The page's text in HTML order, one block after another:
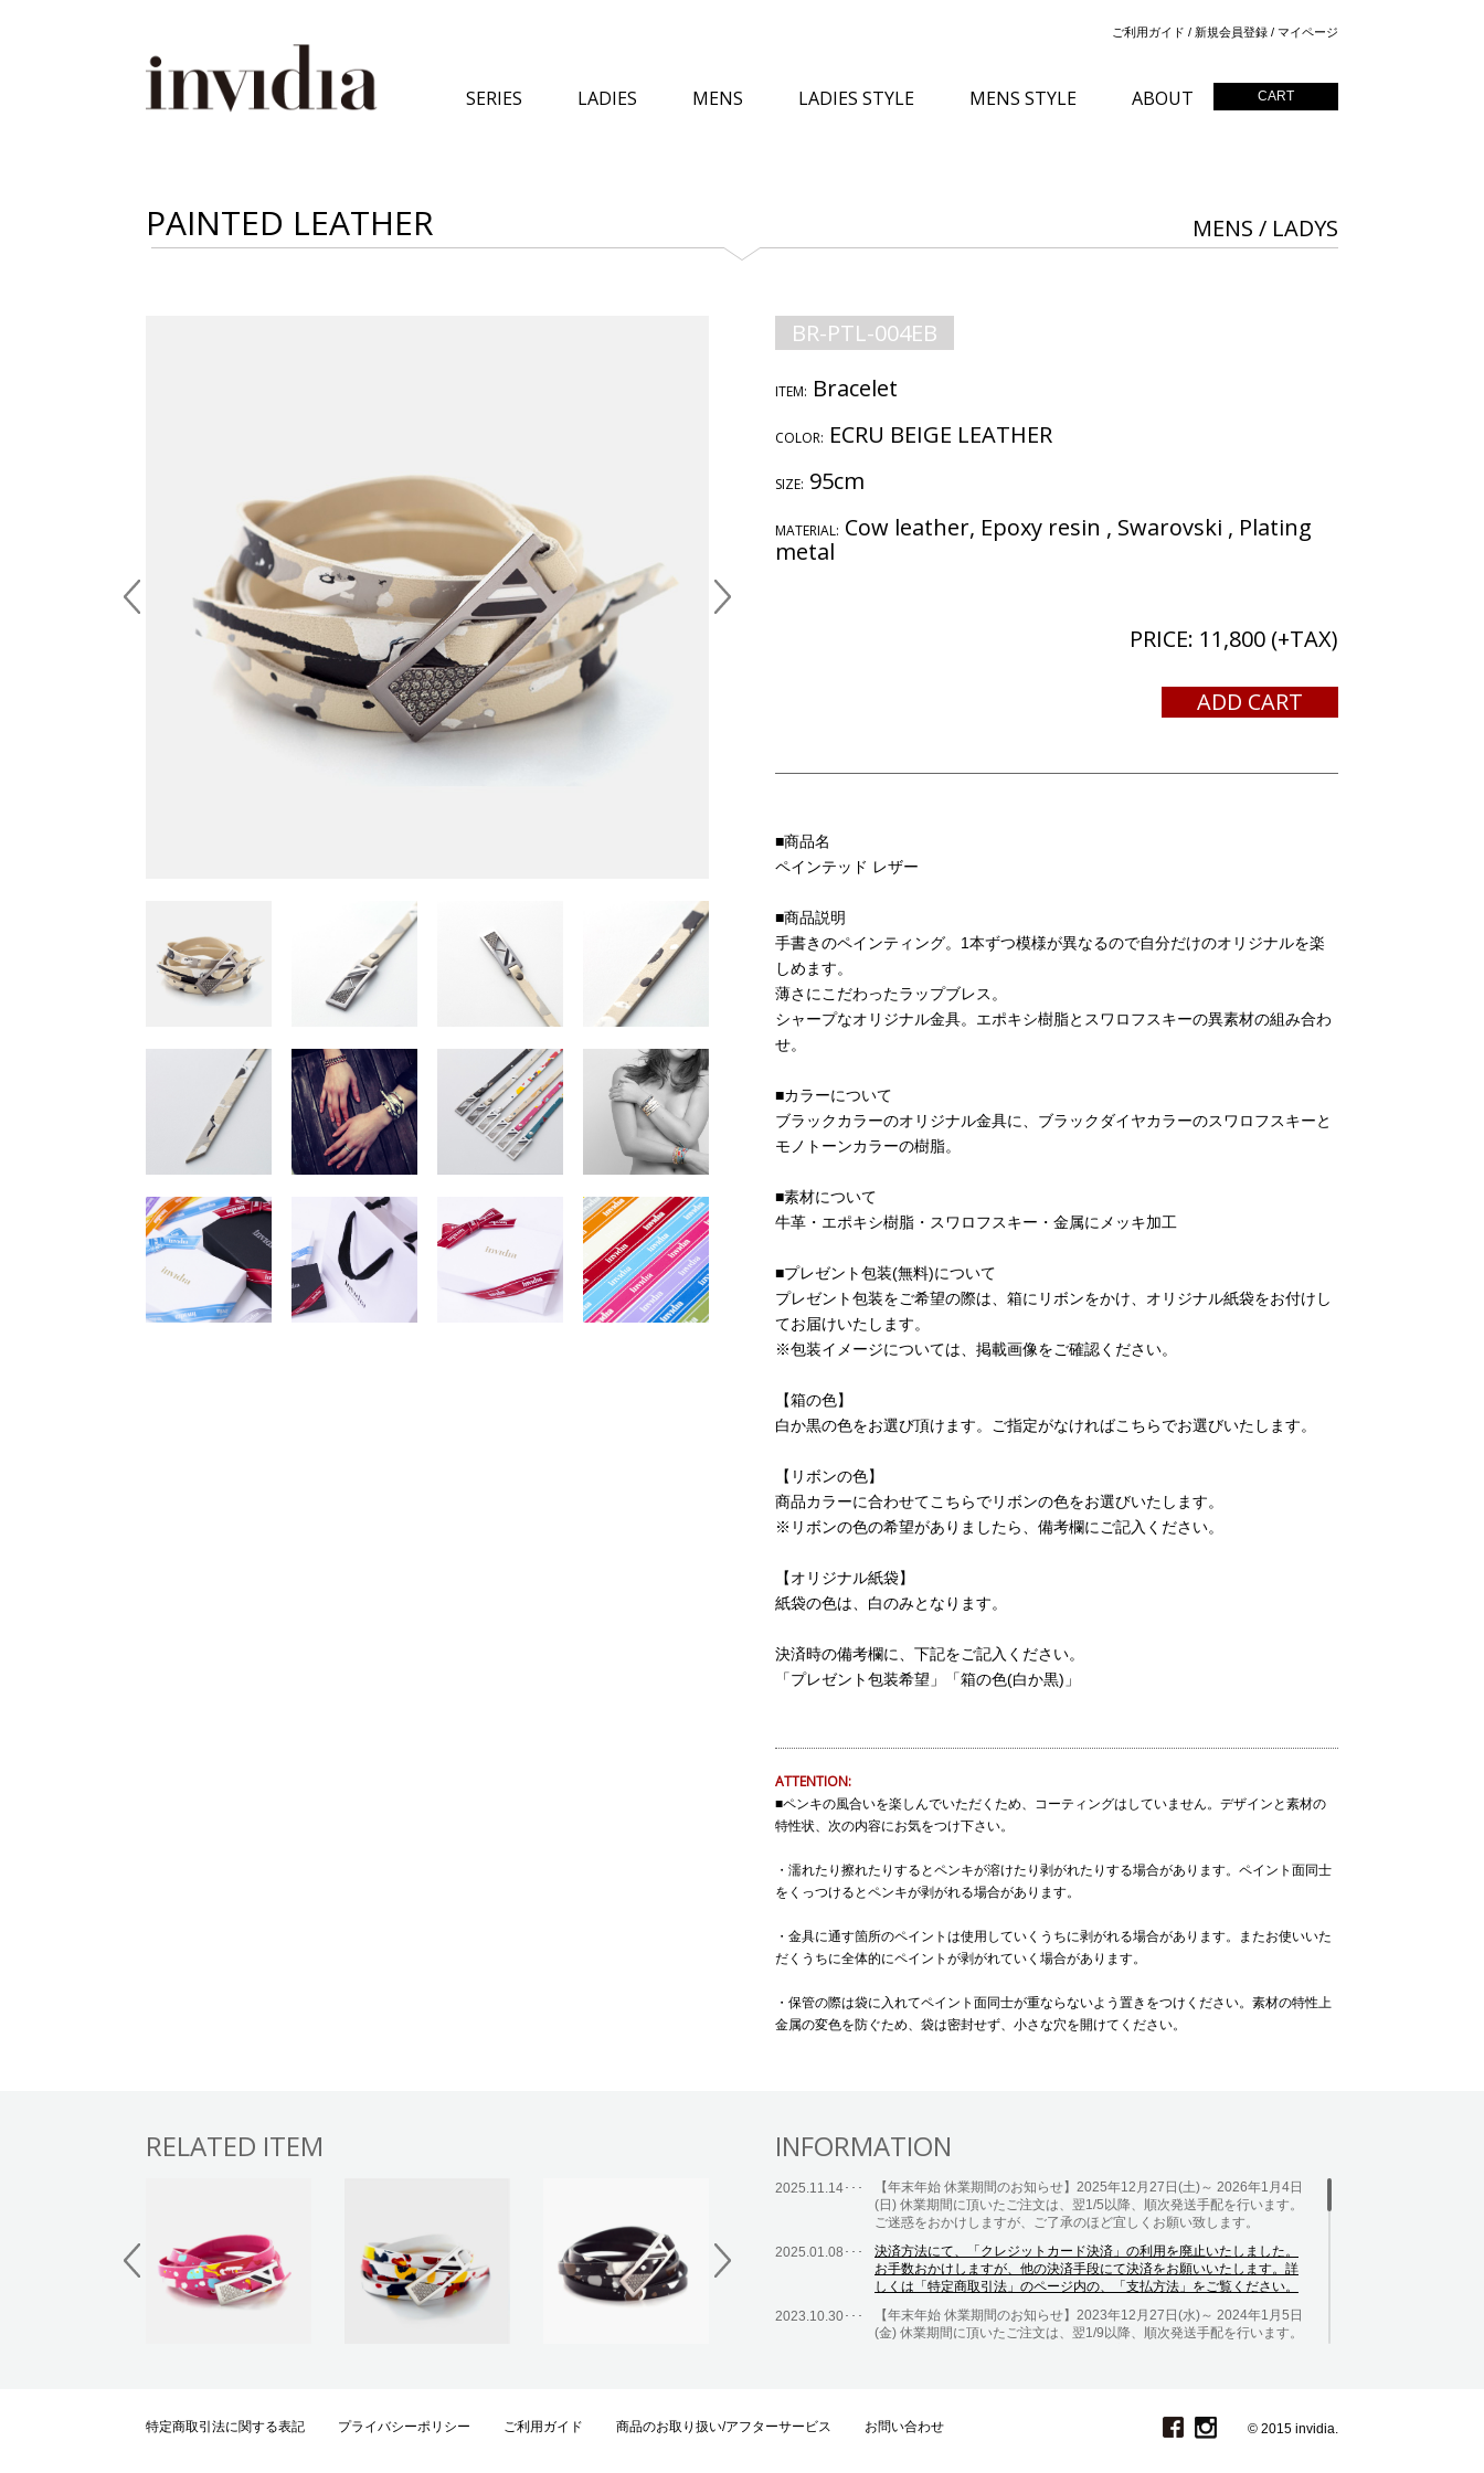
SERIES LADIES MENS LADIES STYLE MENS STYLE ABOUT CART
ご利用ガイド / 新規会員登録 / マイページ
PAINTED LEATHER MENS / LADYS
BR-PTL-004EB
ITEM: Bracelet
COLOR: ECRU BEIGE LEATHER
SIZE: 95cm
MATERIAL: Cow leather, Epoxy resin , Swarovski , Plating
metal
PRICE: 11,800 (+TAX)
ADD CART
■商品名
ペインテッド レザー
■商品説明
手書きのペインティング。1本ずつ模様が異なるので自分だけのオリジナルを楽
しめます。
薄さにこだわったラップブレス。
シャープなオリジナル金具。エポキシ樹脂とスワロフスキーの異素材の組み合わ
せ。
■カラーについて
ブラックカラーのオリジナル金具に、ブラックダイヤカラーのスワロフスキーと
モノトーンカラーの樹脂。
■素材について
牛革・エポキシ樹脂・スワロフスキー・金属にメッキ加工
■プレゼント包装(無料)について
プレゼント包装をご希望の際は、箱にリボンをかけ、オリジナル紙袋をお付けし
てお届けいたします。
※包装イメージについては、掲載画像をご確認ください。
【箱の色】
白か黒の色をお選び頂けます。ご指定がなければこちらでお選びいたします。
【リボンの色】
商品カラーに合わせてこちらでリボンの色をお選びいたします。
※リボンの色の希望がありましたら、備考欄にご記入ください。
【オリジナル紙袋】
紙袋の色は、白のみとなります。
決済時の備考欄に、下記をご記入ください。
「プレゼント包装希望」「箱の色(白か黒)」
ATTENTION:
■ペンキの風合いを楽しんでいただくため、コーティングはしていません。デザインと素材の
特性状、次の内容にお気をつけ下さい。
・濡れたり擦れたりするとペンキが溶けたり剥がれたりする場合があります。ペイント面同士
をくっつけるとペンキが剥がれる場合があります。
・金具に通す箇所のペイントは使用していくうちに剥がれる場合があります。またお使いいた
だくうちに全体的にペイントが剥がれていく場合があります。
・保管の際は袋に入れてペイント面同士が重ならないよう置きをつけください。素材の特性上
金属の変色を防ぐため、袋は密封せず、小さな穴を開けてください。
RELATED ITEM INFORMATION
2025.11.14･･･
【年末年始 休業期間のお知らせ】2025年12月27日(土)～ 2026年1月4日
(日) 休業期間に頂いたご注文は、翌1/5以降、順次発送手配を行います。
ご迷惑をおかけしますが、ご了承のほど宜しくお願い致します。
2025.01.08･･･
決済方法にて、「クレジットカード決済」の利用を廃止いたしました。
お手数おかけしますが、他の決済手段にて決済をお願いいたします。詳
しくは「特定商取引法」のページ内の、「支払方法」をご覧ください。
2023.10.30･･･
【年末年始 休業期間のお知らせ】2023年12月27日(水)～ 2024年1月5日
(金) 休業期間に頂いたご注文は、翌1/9以降、順次発送手配を行います。
す。 ご迷惑をおかけしますが、ご了承のほど宜しくお願い致します。
/ 【20%OFFクーポン】
特定商取引法に関する表記 プライバシーポリシー ご利用ガイド 商品のお取り扱い/アフターサービス お問い合わせ © 2015 invidia.